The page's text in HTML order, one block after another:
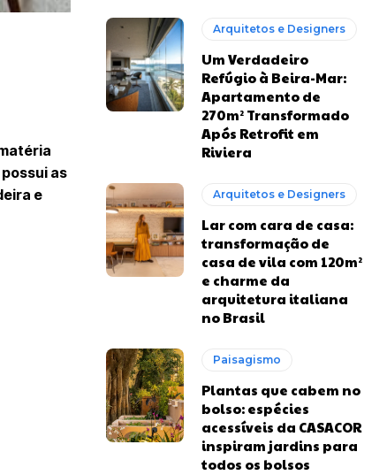
as
e
Arquitetos e Designers
Um Verdadeiro
Refúgio à Beira-Mar:
Apartamento de
270m² Transformado
Após Retrofit em
Riviera
Arquitetos e Designers
Lar com cara de casa:
transformação de
casa de vila com 120m²
e charme da
arquitetura italiana
no Brasil
Paisagismo
Plantas que cabem no
bolso: espécies
acessíveis da CASACOR
inspiram jardins para
todos os bolsos